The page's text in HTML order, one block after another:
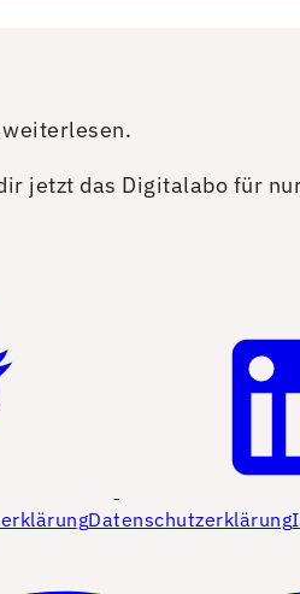
jetzt das Digitalabo für
Datenschutzerklärung